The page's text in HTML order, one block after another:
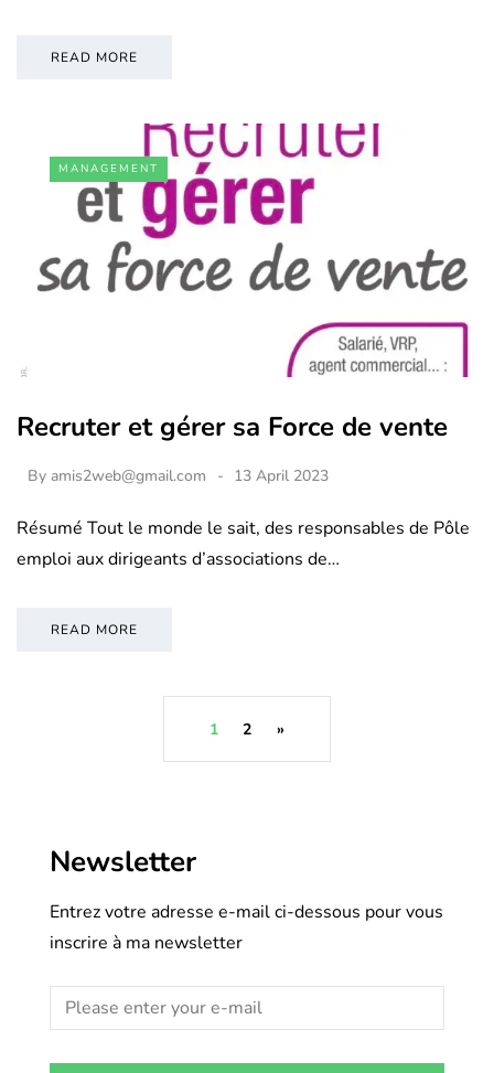
READ MORE
MANAGEMENT
Recruter et gérer sa Force de vente
By amis2web@gmail.com 13 April 2023
Résumé Tout le monde le sait, des responsables de Pôle
emploi aux dirigeants d’associations de…
READ MORE
1 2 »
Newsletter
Entrez votre adresse e-mail ci-dessous pour vous
inscrire à ma newsletter